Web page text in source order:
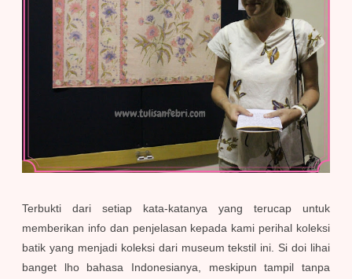
Terbukti dari setiap kata-katanya yang terucap untuk
memberikan info dan penjelasan kepada kami perihal koleksi
batik yang menjadi koleksi dari museum tekstil ini. Si doi lihai
banget lho bahasa Indonesianya, meskipun tampil tanpa